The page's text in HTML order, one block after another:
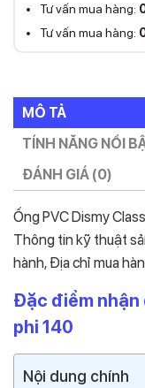
Tư vấn mua hàng:
Tư vấn mua hàng:
MÔ TẢ
TÍNH NĂNG NỔI
ĐÁNH GIÁ (0)
Ống PVC Dismy
Thông tin kỹ thuật
hành, Địa chỉ mua
Đặc điểm nhận
phi 140
Nội dung chính